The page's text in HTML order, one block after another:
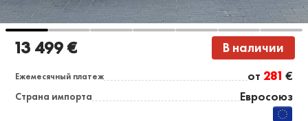
13 499 € В наличии
Ежемесячный платеж от 281 €
Страна импорта Евросоюз